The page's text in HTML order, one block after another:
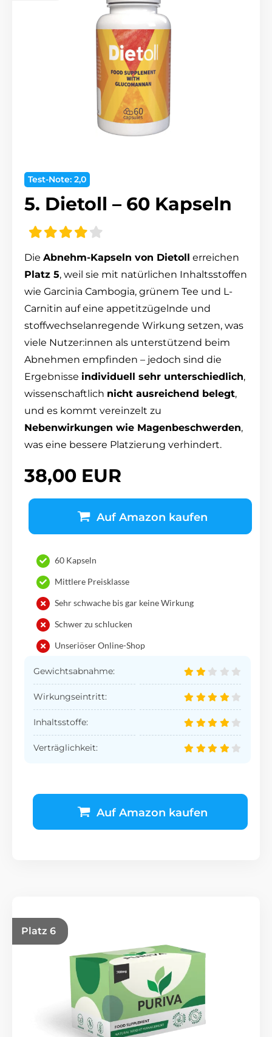
Test-Note: 2,0
5. Dietoll – 60 Kapseln
Die Abnehm-Kapseln von Dietoll erreichen
Platz 5, weil sie mit natürlichen Inhaltsstoffen
wie Garcinia Cambogia, grünem Tee und L-
Carnitin auf eine appetitzügelnde und
stoffwechselanregende Wirkung setzen, was
viele Nutzer:innen als unterstützend beim
Abnehmen empfinden – jedoch sind die
Ergebnisse individuell sehr unterschiedlich,
wissenschaftlich nicht ausreichend belegt,
und es kommt vereinzelt zu
Nebenwirkungen wie Magenbeschwerden,
was eine bessere Platzierung verhindert.
38,00 EUR
Auf Amazon kaufen
60 Kapseln
Mittlere Preisklasse
Sehr schwache bis gar keine Wirkung
Schwer zu schlucken
Unseriöser Online-Shop
Gewichtsabnahme:
Wirkungseintritt:
Inhaltsstoffe:
Verträglichkeit:
Auf Amazon kaufen
Platz 6